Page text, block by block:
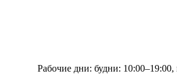
Рабочие дни: будни: